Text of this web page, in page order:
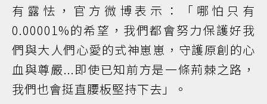
有露怯，官方微博表示：「哪怕只有
0.00001%的希望，我們都會努力保護好我
們與大人們心愛的式神崽崽，守護原創的心
血與尊嚴...即使已知前方是一條荊棘之路，
我們也會挺直腰板堅持下去」。